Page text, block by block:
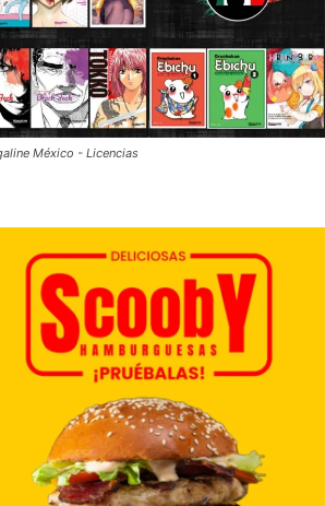
México - Licencias